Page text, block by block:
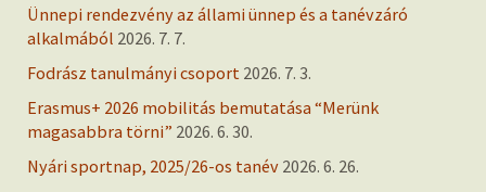
Ünnepi rendezvény az állami ünnep és a tanévzáró
alkalmából 2026. 7. 7.
Fodrász tanulmányi csoport 2026. 7. 3.
Erasmus+ 2026 mobilitás bemutatása “Merünk
magasabbra törni” 2026. 6. 30.
Nyári sportnap, 2025/26-os tanév 2026. 6. 26.